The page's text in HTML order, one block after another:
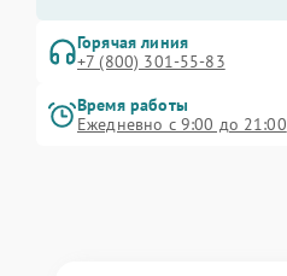
Горячая линия
+7 (800) 301-55-83
Время работы
Ежедневно с 9:00 до 21:00